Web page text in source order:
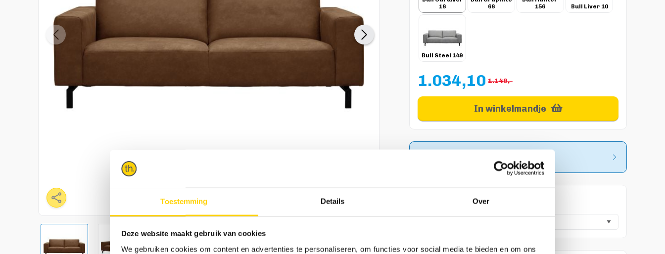
Toestemming Details Over
Deze website maakt gebruik van cookies
We gebruiken cookies om content en advertenties te personaliseren, om functies voor social media te bieden en om ons
Vergroot afbeelding
16
66
156
Bull Liver 10
Bull Steel 149
1.034,10 1.149,-
In winkelmandje
Maak een winkelafspraak